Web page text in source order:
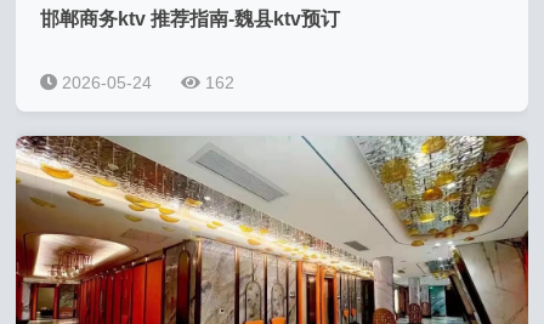
邯郸商务ktv 推荐指南-魏县ktv预订
2026-05-24 162